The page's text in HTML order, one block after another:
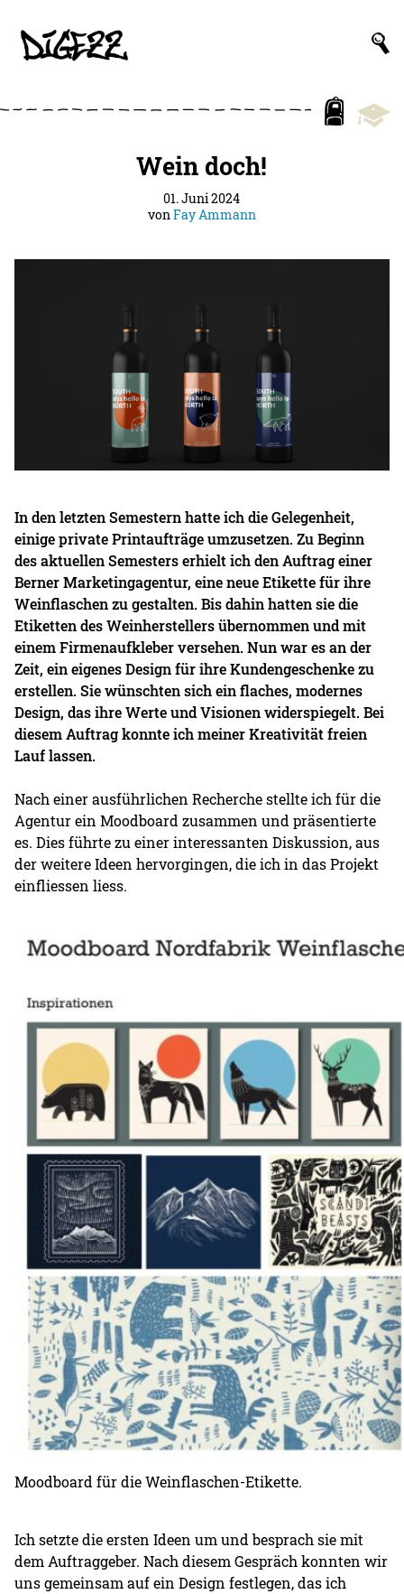
Wein doch!
01. Juni 2024
vonFay Ammann
In den letzten Semestern hatte ich die Gelegenheit,
einige private Printaufträge umzusetzen. Zu Beginn
des aktuellen Semesters erhielt ich den Auftrag einer
Berner Marketingagentur, eine neue Etikette für ihre
Weinflaschen zu gestalten. Bis dahin hatten sie die
Etiketten des Weinherstellers übernommen und mit
einem Firmenaufkleber versehen. Nun war es an der
Zeit, ein eigenes Design für ihre Kundengeschenke zu
erstellen. Sie wünschten sich ein flaches, modernes
Design, das ihre Werte und Visionen widerspiegelt. Bei
diesem Auftrag konnte ich meiner Kreativität freien
Lauf lassen.
Nach einer ausführlichen Recherche stellte ich für die
Agentur ein Moodboard zusammen und präsentierte
es. Dies führte zu einer interessanten Diskussion, aus
der weitere Ideen hervorgingen, die ich in das Projekt
einfliessen liess.
Moodboard für die Weinflaschen-Etikette.
Ich setzte die ersten Ideen um und besprach sie mit
dem Auftraggeber. Nach diesem Gespräch konnten wir
uns gemeinsam auf ein Design festlegen, das ich